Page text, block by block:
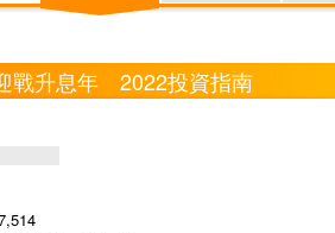
戰升息年 2022投資指南